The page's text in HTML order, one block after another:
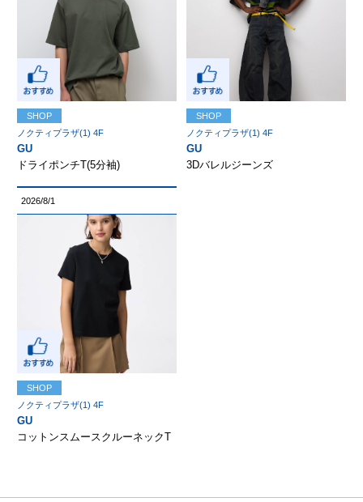
SHOP
ノクティプラザ(1) 4F
GU
ドライポンチT(5分袖)
SHOP
ノクティプラザ(1) 4F
GU
3Dバレルジーンズ
2026/8/1
SHOP
ノクティプラザ(1) 4F
GU
コットンスムースクルーネックT